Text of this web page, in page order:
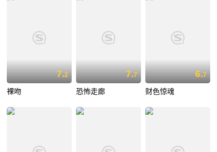
7.2
裸吻
7.7
恐怖走廊
6.7
财色惊魂